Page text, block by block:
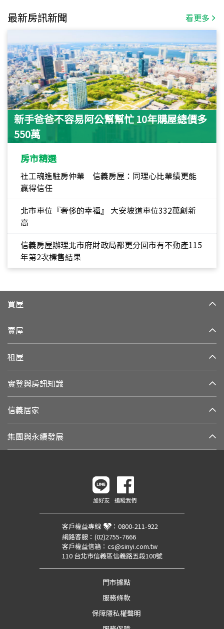
最新房訊新聞 看更多
新手爸爸不容易阿公幫幫忙 10年購屋總價多
550萬
房市精選
社工魂進駐房仲業 信義房屋：同理心比業績更能
贏得信任
北市車位『奢侈的幸福』 大安坡道車位332萬創新
高
信義房屋辦理北市府財政局都更分回市有不動產115
年第2次標售結果
買屋
賣屋
租屋
實登與房訊知識
信義居家
集團與永續發展
加好友 追蹤我們
客戶權益專線 ： 0800-211-922
網路客服： (02)2755-7666
客戶權益信箱： cs@sinyi.com.tw
110 台北市信義區信義路五段100號
門市據點
服務條款
保障隱私權聲明